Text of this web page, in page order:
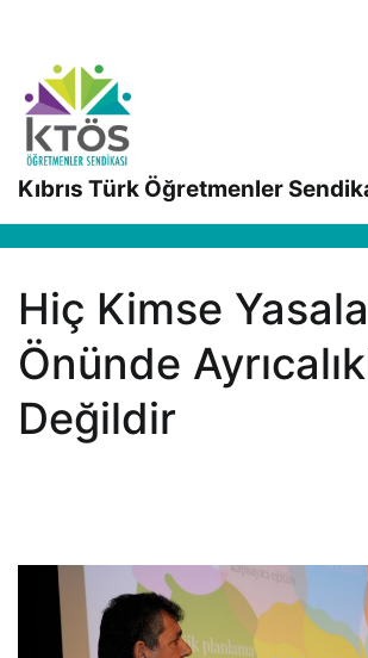
Kıbrıs Türk Öğretmenler
Hiç Kimse
Önünde
Değildir